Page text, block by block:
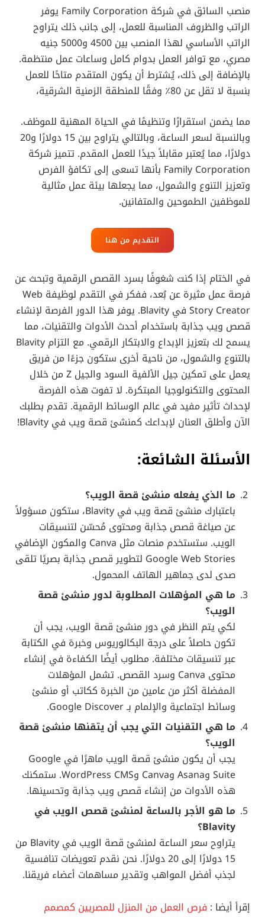
منصب السائق في شركة Family Corporation يوفر
الراتب والظروف المناسبة للعمل، إلى جانب ذلك يتراوح
الراتب الأساسي لهذا المنصب بين 4500 و5000 جنيه
مصري، مع توافر العمل بدوام كامل وساعات عمل منتظمة.
بالإضافة إلى ذلك، يُشترط أن يكون المتقدم متاحًا للعمل
بنسبة لا تقل عن 80٪ وفقًا للمنطقة الزمنية الشرقية،
مما يضمن استقرارًا وتنظيمًا في الحياة المهنية للموظف.
وبالنسبة لسعر الساعة، وبالتالي يتراوح بين 15 دولارًا و20
دولارًا، مما يُعتبر مقابلاً جيدًا للعمل المقدم. تتميز شركة
Family Corporation بأنها تسعى إلى تكافؤ الفرص
وتعزيز التنوع والشمول، مما يجعلها بيئة عمل مثالية
للموظفين الطموحين والمتفانين.
التقديم من هنا
في الختام إذا كنت شغوفًا بسرد القصص الرقمية وتبحث عن
فرصة عمل مثيرة عن بُعد، ففكر في التقدم لوظيفة Web
Story Creator في Blavity. يوفر هذا الدور الفرصة لإنشاء
قصص ويب جذابة باستخدام أحدث الأدوات والتقنيات، مما
يسمح لك بتعزيز الإبداع والابتكار الرقمي. مع التزام Blavity
بالتنوع والشمول، من ناحية أخرى ستكون جزءًا من فريق
يعمل على تمكين جيل الألفية السود والجيل Z من خلال
المحتوى والتكنولوجيا المبتكرة. لا تفوت هذه الفرصة
لإحداث تأثير مفيد في عالم الوسائط الرقمية. تقدم بطلبك
الآن وأطلق العنان لإبداعك كمنشئ قصة ويب في Blavity!
الأسئلة الشائعة:
ما الذي يفعله منشئ قصة الويب؟
باعتبارك منشئ قصة ويب في Blavity، ستكون مسؤولاً
عن صياغة قصص جذابة ومحتوى مُحسّن لتنسيقات
الويب. ستستخدم منصات مثل Canva والمكون الإضافي
Google Web Stories لتطوير قصص جذابة بصريًا تلقى
صدى لدى جماهير الهاتف المحمول.
ما هي المؤهلات المطلوبة لدور منشئ قصة
الويب؟
لكي يتم النظر في دور منشئ قصة الويب، يجب أن
تكون حاصلاً على درجة البكالوريوس وخبرة في الكتابة
عبر تنسيقات مختلفة. مطلوب أيضًا الكفاءة في إنشاء
محتوى Canva وسرد القصص. تشمل المؤهلات
المفضلة أكثر من عامين من الخبرة ككاتب أو منشئ
وسائط اجتماعية والإلمام بـ Google Discover.
ما هي التقنيات التي يجب أن يتقنها منشئ قصة
الويب؟
يجب أن يكون منشئ قصة الويب ماهرًا في Google
Suite وAsana وCanva وWordPress CMS. ستمكنك
هذه الأدوات من إنشاء قصص ويب جذابة وتحسينها.
ما هو الأجر بالساعة لمنشئ قصص الويب في
Blavity؟
يتراوح سعر الساعة لمنشئ قصة الويب في Blavity من
15 دولارًا إلى 20 دولارًا. نحن نقدم تعويضات تنافسية
لجذب أفضل المواهب وتقدير مساهمات أعضاء فريقنا.
إقرأ أيضا : فرص العمل من المنزل للمصريين كمصمم